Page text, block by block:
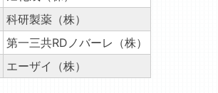
科研製薬（株）
第一三共RDノバーレ（株）
エーザイ（株）